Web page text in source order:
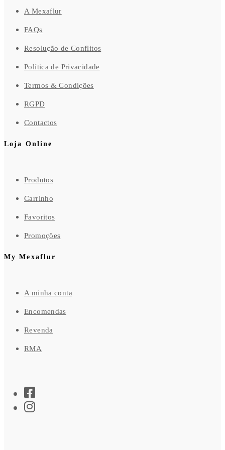
A Mexaflur
FAQs
Resolução de Conflitos
Política de Privacidade
Termos & Condições
RGPD
Contactos
Loja Online
Produtos
Carrinho
Favoritos
Promoções
My Mexaflur
A minha conta
Encomendas
Revenda
RMA